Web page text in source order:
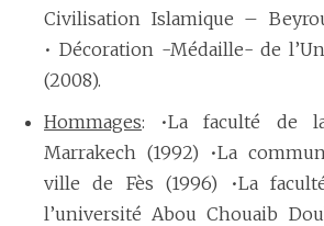
Civilisation Islamique –
• Décoration -Médaille- de
(2008).
Hommages: •La faculté de
Marrakech (1992) •La
ville de Fès (1996) •La
l’université Abou Chouaib